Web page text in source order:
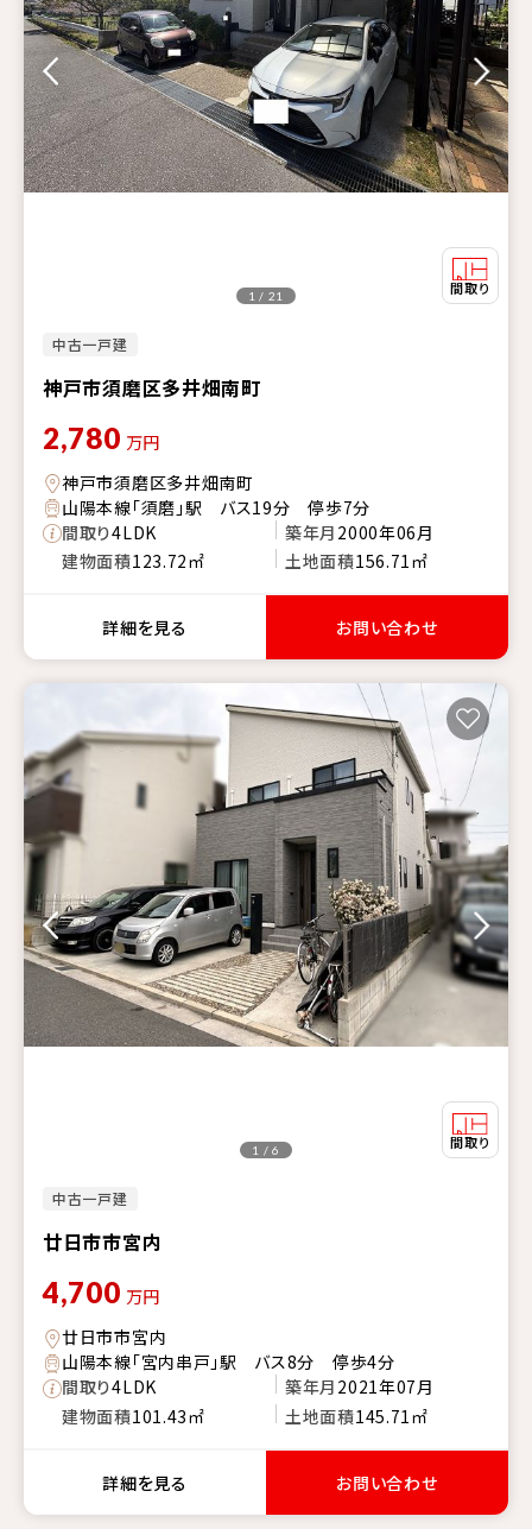
中古一戸建
神戸市須磨区多井畑南町
1 / 21
2,780 万円
神戸市須磨区多井畑南町
山陽本線「須磨」駅 バス19分 停歩7分
間取り4LDK 築年月 2000年06月
建物面積123.72㎡ 土地面積156.71㎡
詳細を見る お問い合わせ
中古一戸建
廿日市市宮内
1 / 6
4,700 万円
廿日市市宮内
山陽本線「宮内串戸」駅 バス8分 停歩4分
間取り4LDK 築年月 2021年07月
建物面積101.43㎡ 土地面積145.71㎡
詳細を見る お問い合わせ